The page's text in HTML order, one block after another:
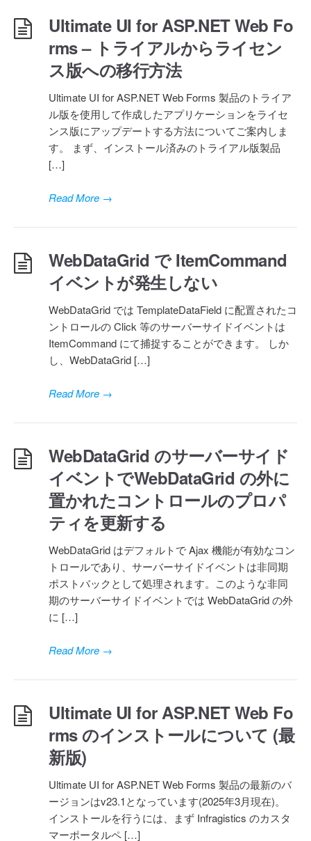
Ultimate UI for ASP.NET Web Fo
rms – トライアルからライセン
ス版への移行方法
Ultimate UI for ASP.NET Web Forms 製品のトライア
ル版を使用して作成したアプリケーションをライセ
ンス版にアップデートする方法についてご案内しま
す。 まず、インストール済みのトライアル版製品
[…]
Read More →
WebDataGrid で ItemCommand
イベントが発生しない
WebDataGrid では TemplateDataField に配置されたコ
ントロールの Click 等のサーバーサイドイベントは
ItemCommand にて捕捉することができます。 しか
し、WebDataGrid […]
Read More →
WebDataGrid のサーバーサイド
イベントでWebDataGrid の外に
置かれたコントロールのプロパ
ティを更新する
WebDataGrid はデフォルトで Ajax 機能が有効なコン
トロールであり、サーバーサイドイベントは非同期
ポストバックとして処理されます。このような非同
期のサーバーサイドイベントでは WebDataGrid の外
に […]
Read More →
Ultimate UI for ASP.NET Web Fo
rms のインストールについて (最
新版)
Ultimate UI for ASP.NET Web Forms 製品の最新のバ
ージョンはv23.1となっています(2025年3月現在)。
インストールを行うには、まず Infragistics のカスタ
マーポータルペ […]